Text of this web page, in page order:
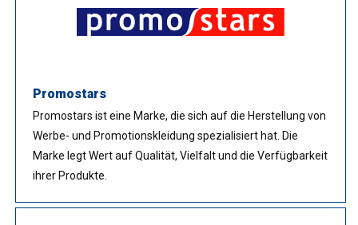
Promostars
Promostars ist eine Marke, die sich auf die Herstellung von
Werbe- und Promotionskleidung spezialisiert hat. Die
Marke legt Wert auf Qualität, Vielfalt und die Verfügbarkeit
ihrer Produkte.